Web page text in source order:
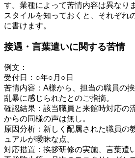
す。業種によって苦情内容は異なり
スタイルを知っておくと、それぞれ
に書けます。
接遇・言葉遣いに関する苦情
例文：
受付日：○年○月○日
苦情内容：A様から、担当の職員の
乱暴に感じられたとのご指摘。
確認結果：該当職員と来館時対応の
からの同様の声は無し。
原因分析：新しく配属された職員の
ュアルが曖昧な点。
対応措置：挨拶研修の実施、言葉遣